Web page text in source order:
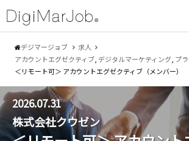
デジマージョブ
求人
アカウントエグゼクティブ デジタルマーケティング プ
＜リモート可＞ アカウントエグゼクティブ（メンバー）
2026.07.31
株式会社クウゼン